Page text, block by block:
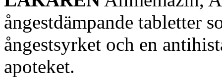
ångestdämpande tabletter
ångestsyrket och en
apoteket.